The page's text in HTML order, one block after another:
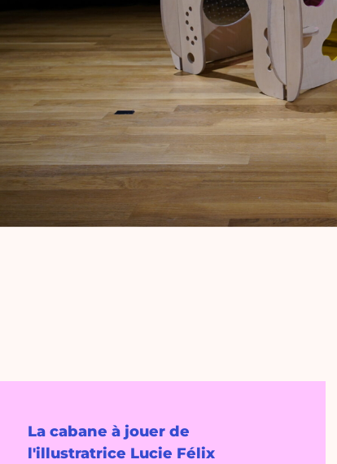
La cabane à jouer de
l'illustratrice Lucie Félix